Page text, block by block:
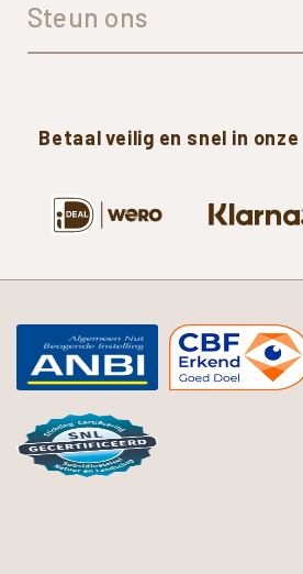
Steun ons
Betaal veilig en snel in onze